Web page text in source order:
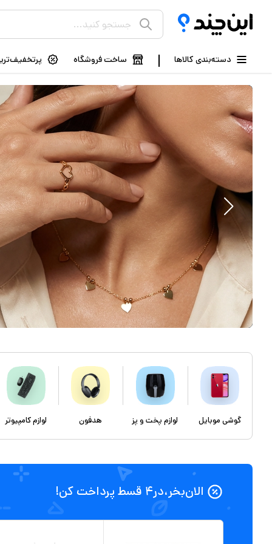
دسته‌بندی کالاها ساخت فروشگاه
گوشی موبایل لوازم پخت و پز هدفون لوازم کامپیوتر
الان‌بخر،در۴ قسط پرداخت کن!